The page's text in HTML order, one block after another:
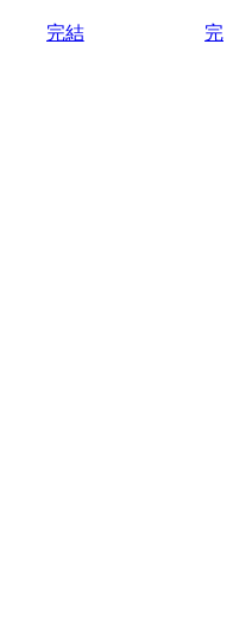
完結 完